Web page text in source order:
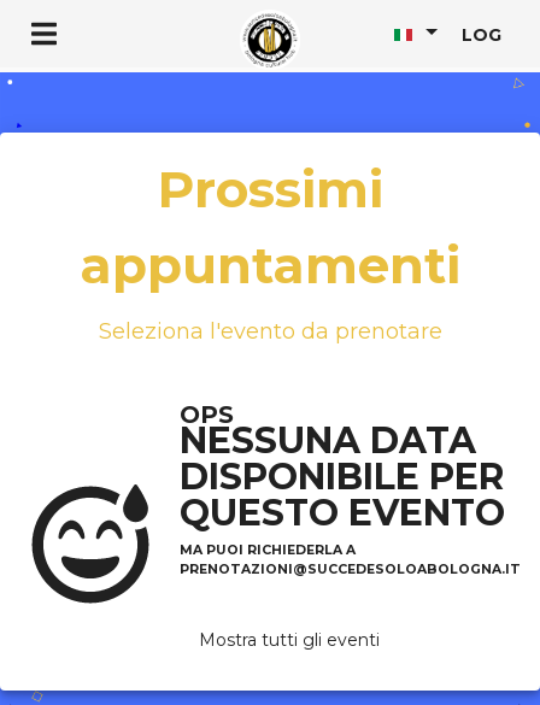
LOG
Prossimi
appuntamenti
Seleziona l'evento da prenotare
OPS
NESSUNA DATA
DISPONIBILE PER
QUESTO EVENTO
MA PUOI RICHIEDERLA A
PRENOTAZIONI@SUCCEDESOLOABOLOGNA.IT
Mostra tutti gli eventi